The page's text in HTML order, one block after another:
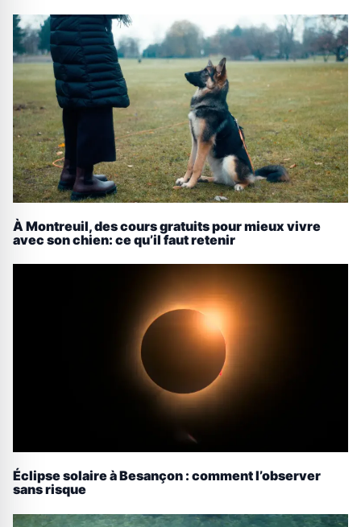
À Montreuil, des cours gratuits pour mieux vivre
avec son chien: ce qu’il faut retenir
Éclipse solaire à Besançon : comment l’observer
sans risque